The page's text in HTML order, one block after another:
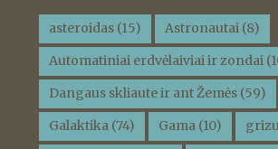
asteroidas(15) Astronautai(8)
Automatiniai erdvėlaiviai ir zondai
Dangaus skliaute ir ant Žemės(59)
Galaktika(74) Gama(10)